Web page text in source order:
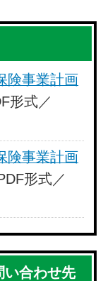
険事業計画
形式／
険事業計画
形式／
い合わせ先